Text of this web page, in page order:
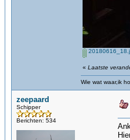
« Laatste
Wie wat waar,ik
zeepaard
Schipper
Berichten: 534